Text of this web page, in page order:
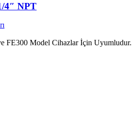
4″ NPT
FE300 Model Cihazlar İçin Uyumludur.